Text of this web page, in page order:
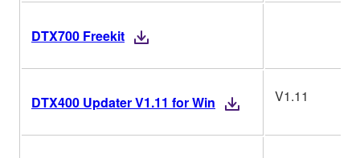
DTX700 Freekit
DTX400 Updater V1.11 for Win V1.11